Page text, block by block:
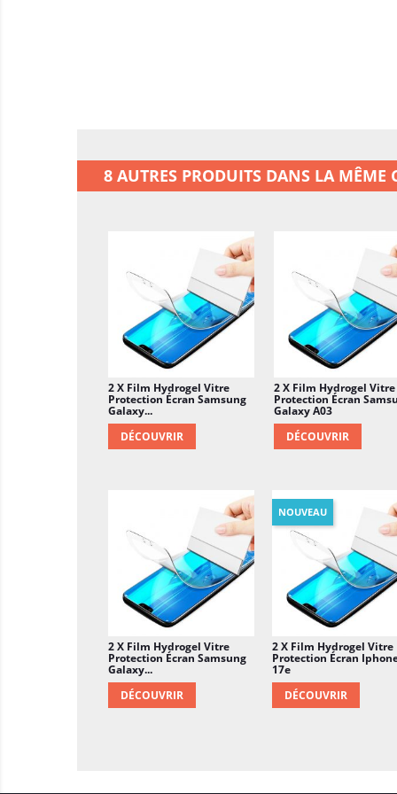
8 AUTRES PRODUITS DANS LA MÊME
2 X Film Hydrogel Vitre
Protection Écran Samsung
Galaxy...
DÉCOUVRIR
2 X Film Hydrogel Vitre
Protection Écran
Galaxy A03
DÉCOUVRIR
2 X Film Hydrogel Vitre
Protection Écran Samsung
Galaxy...
DÉCOUVRIR
2 X Film Hydrogel Vitre
Protection Écran
17e
DÉCOUVRIR
NOUVEAU